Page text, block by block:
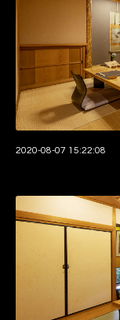
2020-08-07 15:22:08